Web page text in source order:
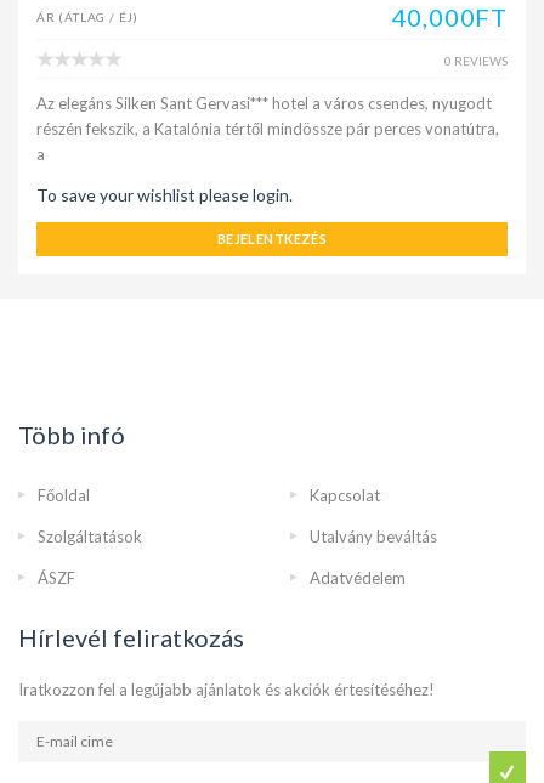
ÁR (ÁTLAG / ÉJ) 40,000FT
0 REVIEWS
Az elegáns Silken Sant Gervasi*** hotel a város csendes, nyugodt
részén fekszik, a Katalónia tértől mindössze pár perces vonatútra,
a
To save your wishlist please login.
BEJELENTKEZÉS
Több infó
Főoldal Kapcsolat
Szolgáltatások Utalvány beváltás
ÁSZF Adatvédelem
Hírlevél feliratkozás
Iratkozzon fel a legújabb ajánlatok és akciók értesítéséhez!